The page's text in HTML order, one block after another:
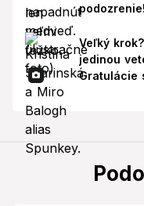
podozrenie!
Veľký
jedinou
Gratulácie